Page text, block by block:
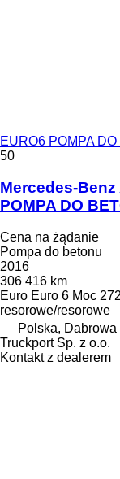
EURO6 POMPA
50
Mercedes-Benz
POMPA DO
Cena na żądanie
Pompa do betonu
2016
306 416 km
Euro Euro 6 Moc
resorowe/resorowe
Polska, Dabrowa
Truckport Sp. z o.o.
Kontakt z dealerem